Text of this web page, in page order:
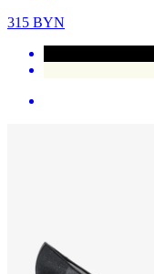
315 BYN